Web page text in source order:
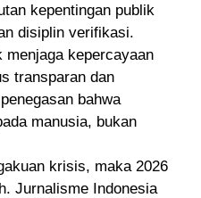
kepentingan publik
disiplin verifikasi.
menjaga kepercayaan
transparan dan
bahwa
manusia, bukan
krisis, maka 2026
Jurnalisme Indonesia